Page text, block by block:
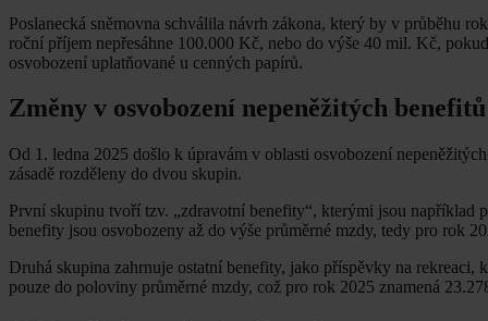
Poslanecká sněmovna schválila návrh zákona, který by v průběhu
roční příjem nepřesáhne 100.000 Kč, nebo do výše 40 mil. Kč,
osvobození uplatňované u cenných papírů.
Změny v osvobození nepeněžitých benefitů
Od 1. ledna 2025 došlo k úpravám v oblasti osvobození
zásadě rozděleny do dvou skupin.
První skupinu tvoří tzv. „zdravotní benefity“, kterými jsou například
benefity jsou osvobozeny až do výše průměrné mzdy, tedy pro rok
Druhá skupina zahrnuje ostatní benefity, jako příspěvky na
pouze do poloviny průměrné mzdy, což pro rok 2025 znamená